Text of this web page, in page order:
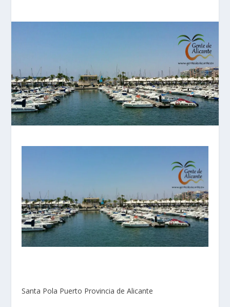
Santa Pola Puerto Provincia de Alicante